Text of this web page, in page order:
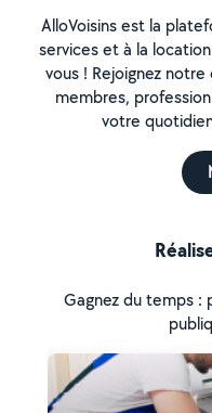
AlloVoisins est la
services et à la
vous ! Rejoignez
membres,
votre
Gagnez du temps :